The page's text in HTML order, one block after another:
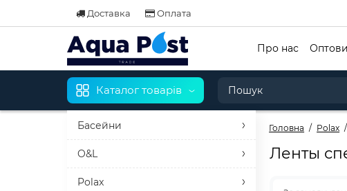
Доставка Оплата
Про нас
Каталог товарів
Басейни
O&L
Polax
Головна Polax
Ленты